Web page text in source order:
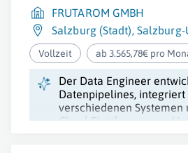
FRUTAROM GMBH
Salzburg (Stadt), Salzburg-
Vollzeit ab 3.565,78€ pro
Der Data Engineer
Datenpipelines, integriert
verschiedenen Systemen
Cloud-Plattformen zur